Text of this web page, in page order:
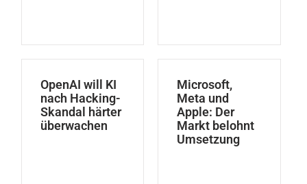
OpenAI will KI
nach Hacking-
Skandal härter
überwachen
Microsoft,
Meta und
Apple: Der
Markt belohnt
Umsetzung